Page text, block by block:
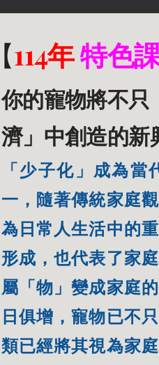
【114年特色
你的寵物將不只
濟」中創造的新
「少子化」成為
一，隨著傳統家庭
為日常人生活中的
形成，也代表了家
屬「物」變成家庭
日俱增，寵物已不
類已經將其視為家